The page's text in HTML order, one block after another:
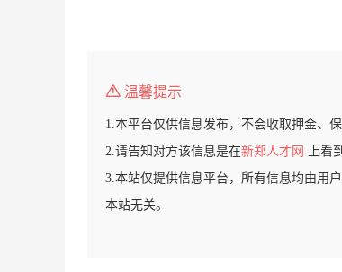
温馨提示
1.本平台仅供信息发布，不会收取押金、
2.请告知对方该信息是在新郑人才网
上看
3.本站仅提供信息平台，所有信息均由用
本站无关。